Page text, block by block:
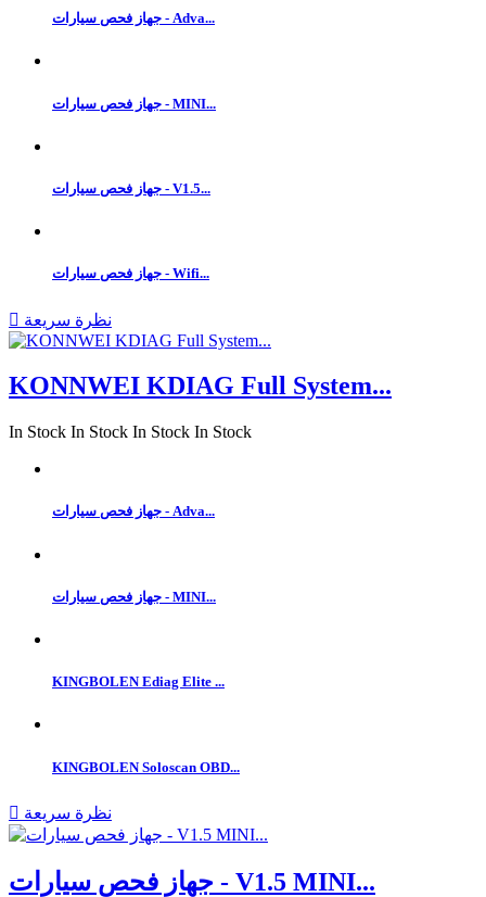
جهاز فحص سيارات - Adva...
جهاز فحص سيارات - MINI...
جهاز فحص سيارات - V1.5...
جهاز فحص سيارات - Wifi...
 نظرة سريعة
KONNWEI KDIAG Full System...
In Stock In Stock In Stock In Stock
جهاز فحص سيارات - Adva...
جهاز فحص سيارات - MINI...
KINGBOLEN Ediag Elite ...
KINGBOLEN Soloscan OBD...
 نظرة سريعة
جهاز فحص سيارات - V1.5 MINI...